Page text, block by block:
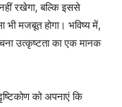
रखेगा, बल्कि इससे
भी मजबूत होगा। भविष्य में,
उत्कृष्टता का एक मानक
को अपनाएं कि